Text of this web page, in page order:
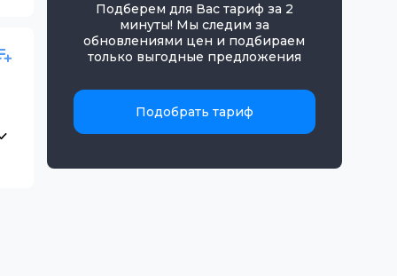
Подберем для Вас тариф за 2
минуты! Мы следим за
обновлениями цен и подбираем
только выгодные предложения
Подобрать тариф